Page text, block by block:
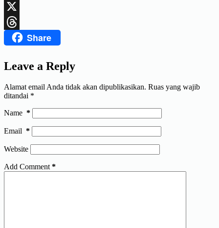
LinkedIn
X
ThreadsShare
Leave a Reply
Alamat email Anda tidak akan dipublikasikan. Ruas yang wajib
ditandai *
Name *
Email *
Website
Add Comment *